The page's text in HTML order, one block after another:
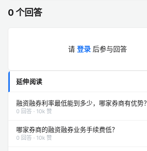
0 个回答
请 登录后参与回答
延伸阅读
融资融券利率最低能到多少，哪家券商有优势？
0 回答 · 10k 赞
哪家券商的融资融券业务手续费低？
0 回答 · 10k 赞